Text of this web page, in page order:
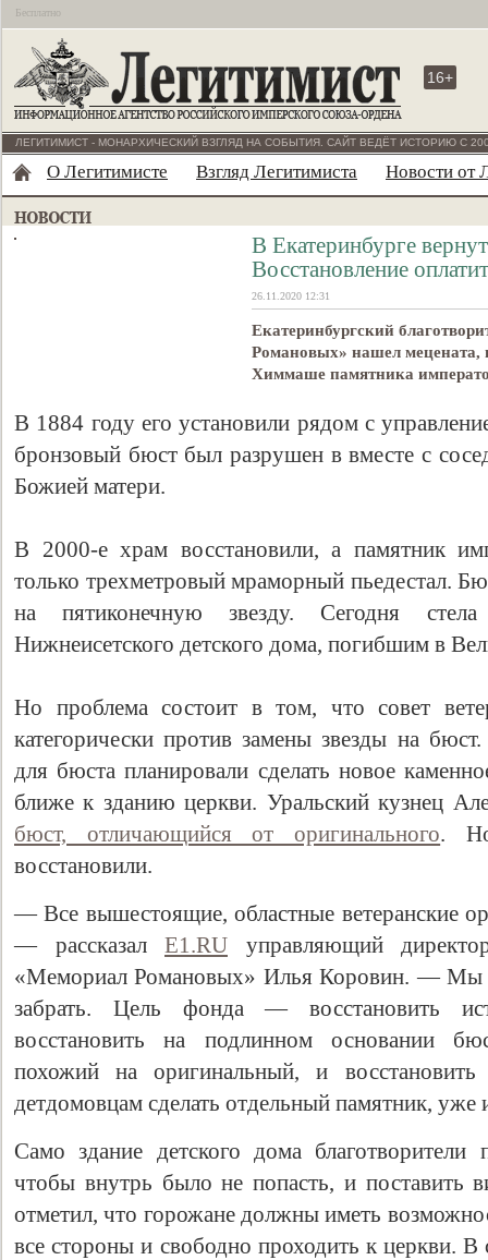
Бесплатно
16+
ЛЕГИТИМИСТ - МОНАРХИЧЕСКИЙ ВЗГЛЯД НА СОБЫТИЯ. САЙТ ВЕДЁТ ИСТОРИЮ С
О Легитимисте Взгляд Легитимиста Новости от
В Екатеринбурге
Восстановление
26.11.2020 12:31
Екатеринбургский
Романовых» нашел мецената,
Химмаше памятника
В 1884 году его установили рядом с
бронзовый бюст был разрушен в вместе с
Божией матери.
В 2000-е храм восстановили, а памятник
только трехметровый мраморный пьедестал.
на пятиконечную звезду. Сегодня стела
Нижнеисетского детского дома, погибшим в
Но проблема состоит в том, что совет
категорически против замены звезды на
для бюста планировали сделать новое
ближе к зданию церкви. Уральский кузнец
бюст, отличающийся от оригинального.
восстановили.
— Все вышестоящие, областные ветеранские
— рассказал Е1.RU управляющий
«Мемориал Романовых» Илья Коровин. — Мы
забрать. Цель фонда — восстановить
восстановить на подлинном основании
похожий на оригинальный, и
детдомовцам сделать отдельный памятник, уже
Само здание детского дома благотворители
чтобы внутрь было не попасть, и поставить
отметил, что горожане должны иметь
все стороны и свободно проходить к церкви.
Свидетельство